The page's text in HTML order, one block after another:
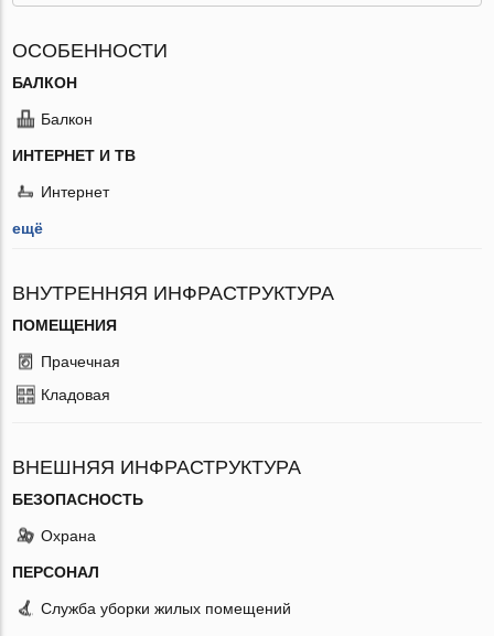
ОСОБЕННОСТИ
БАЛКОН
Балкон
ИНТЕРНЕТ И ТВ
Интернет
ещё
ВНУТРЕННЯЯ ИНФРАСТРУКТУРА
ПОМЕЩЕНИЯ
Прачечная
Кладовая
ВНЕШНЯЯ ИНФРАСТРУКТУРА
БЕЗОПАСНОСТЬ
Охрана
ПЕРСОНАЛ
Служба уборки жилых помещений